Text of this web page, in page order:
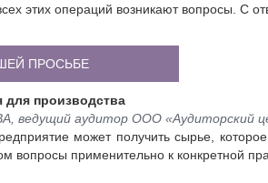
этих операций возникают вопросы. С
ПРОСЬБЕ
для производства
ведущий аудитор ООО «Аудиторский
может получить сырье,
вопросы применительно к конкретной